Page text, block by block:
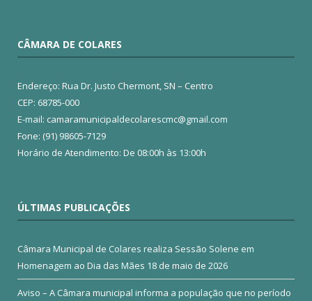
CÂMARA DE COLARES
Endereço: Rua Dr. Justo Chermont, SN – Centro
CEP: 68785-000
E-mail: camaramunicipaldecolarescmc@gmail.com
Fone: (91) 98605-7129
Horário de Atendimento: De 08:00h às 13:00h
ÚLTIMAS PUBLICAÇÕES
Câmara Municipal de Colares realiza Sessão Solene em
Homenagem ao Dia das Mães 18 de maio de 2026
Aviso – A Câmara municipal informa a população que no período